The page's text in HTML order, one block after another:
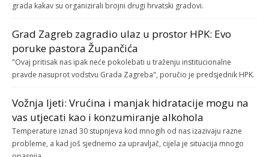
grada kakav su organizirali brojni drugi hrvatski gradovi.
Grad Zagreb zagradio ulaz u prostor HPK: Evo
poruke pastora Župančića
"Ovaj pritisak nas ipak neće pokolebati u traženju institucionalne
pravde nasuprot vodstvu Grada Zagreba", poručio je predsjednik HPK.
Vožnja ljeti: Vrućina i manjak hidratacije mogu na
vas utjecati kao i konzumiranje alkohola
Temperature iznad 30 stupnjeva kod mnogih od nas izazivaju razne
probleme, a kad još sjednemo za upravljač, cijela je situacija mnogo